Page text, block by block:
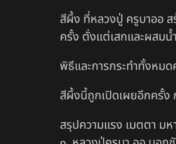
สีผึ้ง ที่หลวงปู่ ครูบาออ ส
ครั้ง ตั่งแต่เสกและผสมน้
พิธีและการกระทำทั้งหม
สีผึ้งนี้ถูกเปิดเผยอีกครั้
สรุปความแรง เมตตา มห